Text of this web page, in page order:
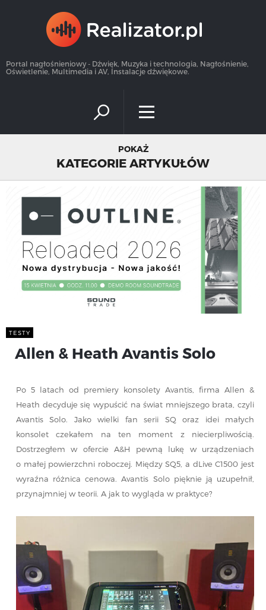
Portal nagłośnieniowy - Dźwięk, Muzyka i technologia, Nagłośnienie,
Oświetlenie, Multimedia i AV, Instalacje dźwiękowe.
POKAŻ
KATEGORIE ARTYKUŁÓW
TESTY
Allen & Heath Avantis Solo
Po 5 latach od premiery konsolety Avantis, firma Allen &
Heath decyduje się wypuścić na świat mniejszego brata, czyli
Avantis Solo. Jako wielki fan serii SQ oraz idei małych
konsolet czekałem na ten moment z niecierpliwością.
Dostrzegłem w ofercie A&H pewną lukę w urządzeniach
o małej powierzchni roboczej. Między SQ5, a dLive C1500 jest
wyraźna różnica cenowa. Avantis Solo pięknie ją uzupełnił,
przynajmniej w teorii. A jak to wygląda w praktyce?